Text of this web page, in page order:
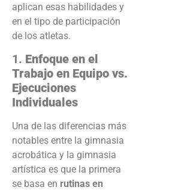
aplican esas habilidades y
en el tipo de participación
de los atletas.
1. Enfoque en el
Trabajo en Equipo vs.
Ejecuciones
Individuales
Una de las diferencias más
notables entre la gimnasia
acrobática y la gimnasia
artística es que la primera
se basa en rutinas en